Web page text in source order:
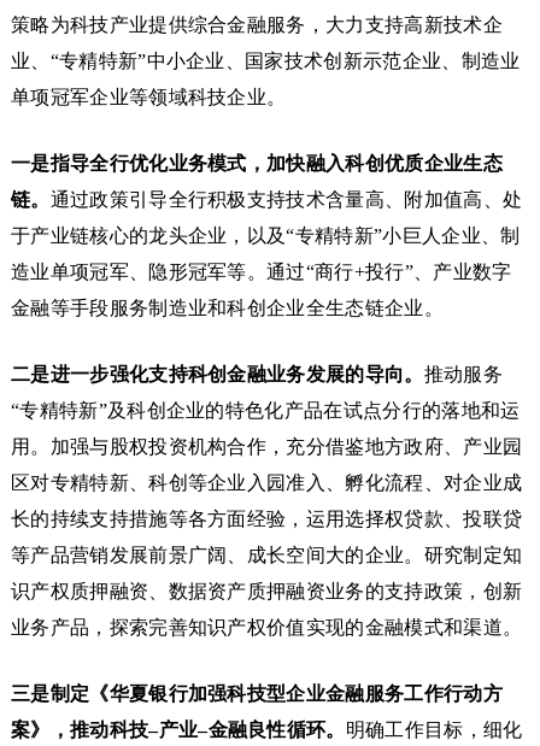
策略为科技产业提供综合金融服务，大力支持高新技术企
业、“专精特新”中小企业、国家技术创新示范企业、制造业
单项冠军企业等领域科技企业。
一是指导全行优化业务模式，加快融入科创优质企业生态
链。 通过政策引导全行积极支持技术含量高、附加值高、处
于产业链核心的龙头企业，以及“专精特新”小巨人企业、制
造业单项冠军、隐形冠军等。通过“商行+投行”、产业数字
金融等手段服务制造业和科创企业全生态链企业。
二是进一步强化支持科创金融业务发展的导向。 推动服务
“专精特新”及科创企业的特色化产品在试点分行的落地和运
用。加强与股权投资机构合作，充分借鉴地方政府、产业园
区对专精特新、科创等企业入园准入、孵化流程、对企业成
长的持续支持措施等各方面经验，运用选择权贷款、投联贷
等产品营销发展前景广阔、成长空间大的企业。研究制定知
识产权质押融资、数据资产质押融资业务的支持政策，创新
业务产品，探索完善知识产权价值实现的金融模式和渠道。
三是制定《华夏银行加强科技型企业金融服务工作行动方
案》，推动科技–产业–金融良性循环。 明确工作目标，细化